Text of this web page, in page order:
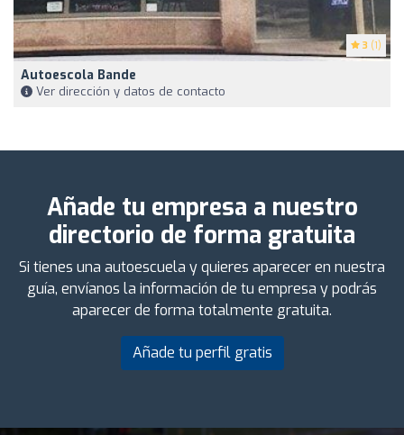
3 (1)
Autoescola Bande
Ver dirección y datos de contacto
Añade tu empresa a nuestro
directorio de forma gratuita
Si tienes una autoescuela y quieres aparecer en nuestra
guía, envíanos la información de tu empresa y podrás
aparecer de forma totalmente gratuita.
Añade tu perfil gratis